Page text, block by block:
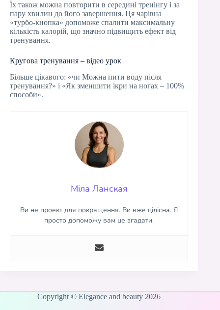
Їх також можна повторити в середині тренінгу і за
пару хвилин до його завершення. Ця чарівна
«турбо-кнопка» допоможе спалити максимальну
кількість калорій, що значно підвищить ефект від
тренування.
Кругова тренування – відео урок
Більше цікавого: «чи Можна пити воду після
тренування?» і «Як зменшити ікри на ногах – 100%
способи».
Міла Ланская
Ви не проект для покращення. Ви вже цілісна. Я
просто допоможу вам це згадати.
Copyright © Elegance and beauty 2026